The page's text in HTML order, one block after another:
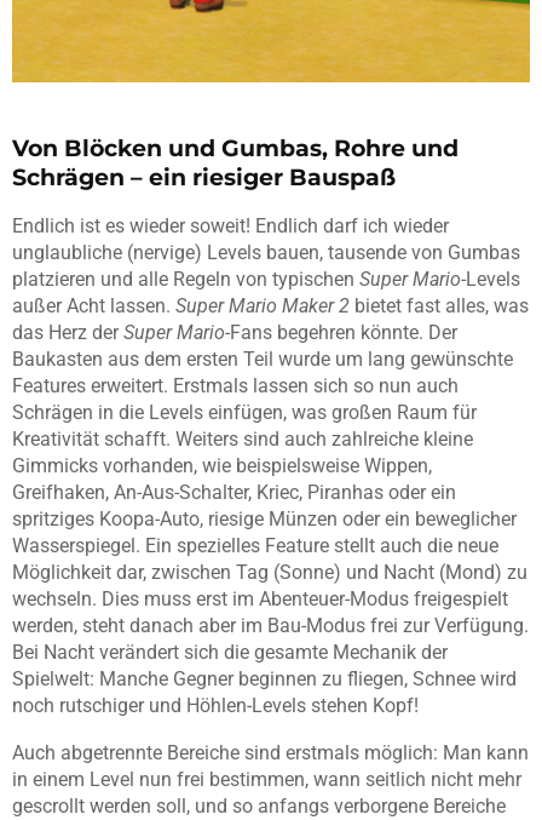
Von Blöcken und Gumbas, Rohre und
Schrägen – ein riesiger Bauspaß
Endlich ist es wieder soweit! Endlich darf ich wieder
unglaubliche (nervige) Levels bauen, tausende von Gumbas
platzieren und alle Regeln von typischen Super Mario-Levels
außer Acht lassen. Super Mario Maker 2 bietet fast alles, was
das Herz derSuper Mario-Fans begehren könnte. Der
Baukasten aus dem ersten Teil wurde um lang gewünschte
Features erweitert. Erstmals lassen sich so nun auch
Schrägen in die Levels einfügen, was großen Raum für
Kreativität schafft. Weiters sind auch zahlreiche kleine
Gimmicks vorhanden, wie beispielsweise Wippen,
Greifhaken, An-Aus-Schalter, Kriec, Piranhas oder ein
spritziges Koopa-Auto, riesige Münzen oder ein beweglicher
Wasserspiegel. Ein spezielles Feature stellt auch die neue
Möglichkeit dar, zwischen Tag (Sonne) und Nacht (Mond) zu
wechseln. Dies muss erst im Abenteuer-Modus freigespielt
werden, steht danach aber im Bau-Modus frei zur Verfügung.
Bei Nacht verändert sich die gesamte Mechanik der
Spielwelt: Manche Gegner beginnen zu fliegen, Schnee wird
noch rutschiger und Höhlen-Levels stehen Kopf!
Auch abgetrennte Bereiche sind erstmals möglich: Man kann
in einem Level nun frei bestimmen, wann seitlich nicht mehr
gescrollt werden soll, und so anfangs verborgene Bereiche